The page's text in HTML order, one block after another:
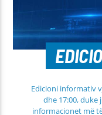
Edicioni informativ
dhe 17:00,
informacionet më